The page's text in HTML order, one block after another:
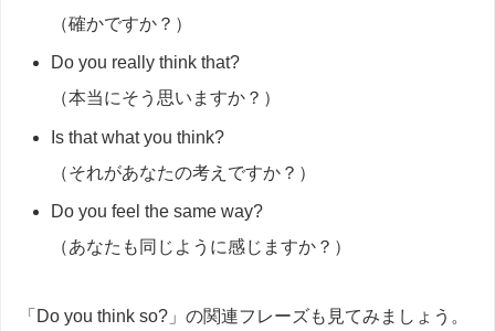
（確かですか？）
Do you really think that?
（本当にそう思いますか？）
Is that what you think?
（それがあなたの考えですか？）
Do you feel the same way?
（あなたも同じように感じますか？）
「Do you think so?」の関連フレーズも見てみましょう。